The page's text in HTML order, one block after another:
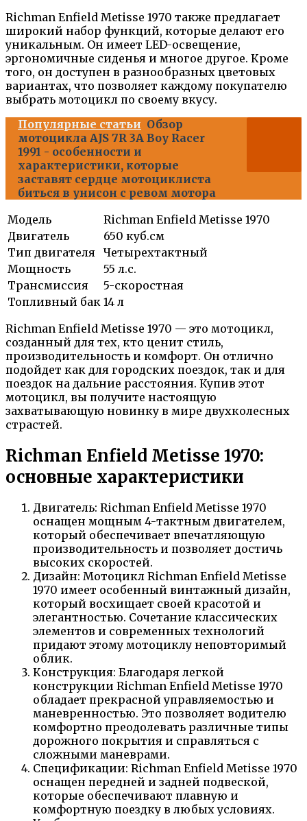
Richman Enfield Metisse 1970 также предлагает
широкий набор функций, которые делают его
уникальным. Он имеет LED-освещение,
эргономичные сиденья и многое другое. Кроме
того, он доступен в разнообразных цветовых
вариантах, что позволяет каждому покупателю
выбрать мотоцикл по своему вкусу.
Популярные статьи Обзор
мотоцикла AJS 7R 3A Boy Racer
1991 - особенности и
характеристики, которые
заставят сердце мотоциклиста
биться в унисон с ревом мотора
Модель
Richman Enfield Metisse 1970
Двигатель
650 куб.см
Тип двигателя Четырехтактный
Мощность
55 л.с.
Трансмиссия
5-скоростная
Топливный бак 14 л
Richman Enfield Metisse 1970 — это мотоцикл,
созданный для тех, кто ценит стиль,
производительность и комфорт. Он отлично
подойдет как для городских поездок, так и для
поездок на дальние расстояния. Купив этот
мотоцикл, вы получите настоящую
захватывающую новинку в мире двухколесных
страстей.
Richman Enfield Metisse 1970:
основные характеристики
Двигатель: Richman Enfield Metisse 1970
оснащен мощным 4-тактным двигателем,
который обеспечивает впечатляющую
производительность и позволяет достичь
высоких скоростей.
Дизайн: Мотоцикл Richman Enfield Metisse
1970 имеет особенный винтажный дизайн,
который восхищает своей красотой и
элегантностью. Сочетание классических
элементов и современных технологий
придают этому мотоциклу неповторимый
облик.
Конструкция: Благодаря легкой
конструкции Richman Enfield Metisse 1970
обладает прекрасной управляемостью и
маневренностью. Это позволяет водителю
комфортно преодолевать различные типы
дорожного покрытия и справляться с
сложными маневрами.
Спецификации: Richman Enfield Metisse 1970
оснащен передней и задней подвеской,
которые обеспечивают плавную и
комфортную поездку в любых условиях.